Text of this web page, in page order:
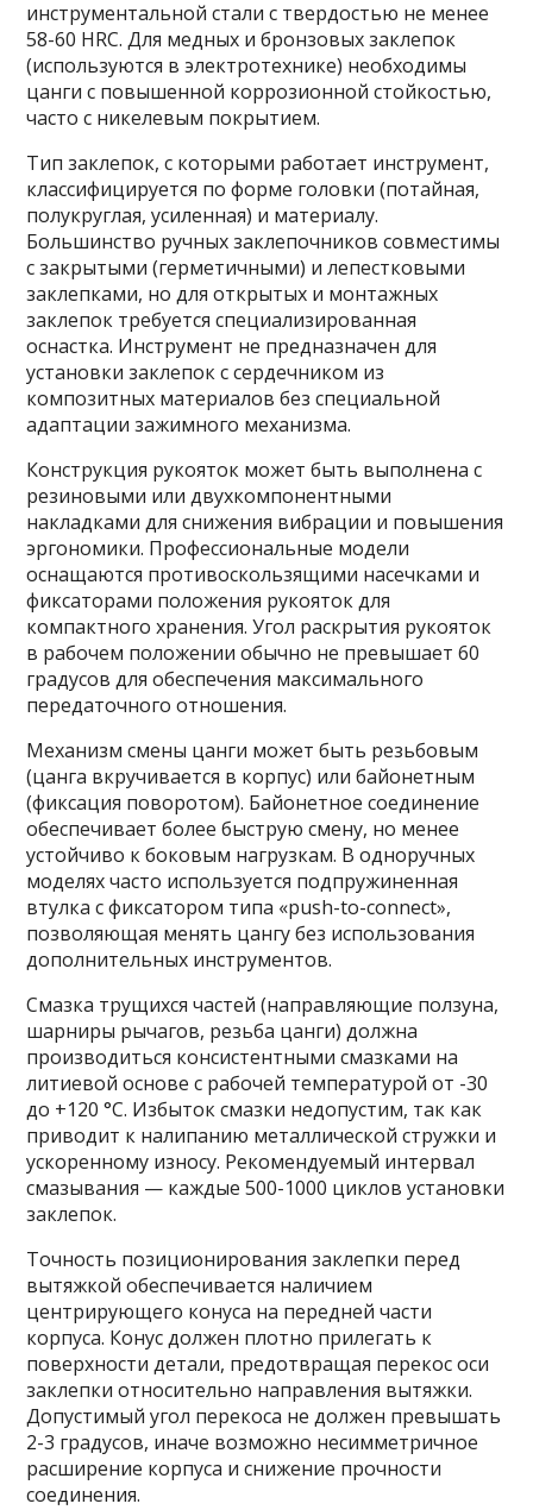
инструментальной стали с твердостью не менее
58-60 HRC. Для медных и бронзовых заклепок
(используются в электротехнике) необходимы
цанги с повышенной коррозионной стойкостью,
часто с никелевым покрытием.
Тип заклепок, с которыми работает инструмент,
классифицируется по форме головки (потайная,
полукруглая, усиленная) и материалу.
Большинство ручных заклепочников совместимы
с закрытыми (герметичными) и лепестковыми
заклепками, но для открытых и монтажных
заклепок требуется специализированная
оснастка. Инструмент не предназначен для
установки заклепок с сердечником из
композитных материалов без специальной
адаптации зажимного механизма.
Конструкция рукояток может быть выполнена с
резиновыми или двухкомпонентными
накладками для снижения вибрации и повышения
эргономики. Профессиональные модели
оснащаются противоскользящими насечками и
фиксаторами положения рукояток для
компактного хранения. Угол раскрытия рукояток
в рабочем положении обычно не превышает 60
градусов для обеспечения максимального
передаточного отношения.
Механизм смены цанги может быть резьбовым
(цанга вкручивается в корпус) или байонетным
(фиксация поворотом). Байонетное соединение
обеспечивает более быструю смену, но менее
устойчиво к боковым нагрузкам. В одноручных
моделях часто используется подпружиненная
втулка с фиксатором типа «push-to-connect»,
позволяющая менять цангу без использования
дополнительных инструментов.
Смазка трущихся частей (направляющие ползуна,
шарниры рычагов, резьба цанги) должна
производиться консистентными смазками на
литиевой основе с рабочей температурой от -30
до +120 °C. Избыток смазки недопустим, так как
приводит к налипанию металлической стружки и
ускоренному износу. Рекомендуемый интервал
смазывания — каждые 500-1000 циклов установки
заклепок.
Точность позиционирования заклепки перед
вытяжкой обеспечивается наличием
центрирующего конуса на передней части
корпуса. Конус должен плотно прилегать к
поверхности детали, предотвращая перекос оси
заклепки относительно направления вытяжки.
Допустимый угол перекоса не должен превышать
2-3 градусов, иначе возможно несимметричное
расширение корпуса и снижение прочности
соединения.